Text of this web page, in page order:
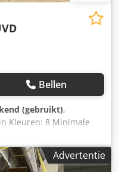
Bellen
(gebruikt),
Kleuren: 8 Minimale
diameter: 130 mm
BH-hoogte: 160 mm
bekers Uitrusting /
Advertentie